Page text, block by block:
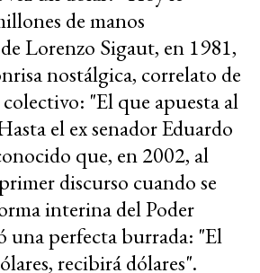
de manos
Lorenzo Sigaut, en 1981,
nostálgica, correlato de
"El que apuesta al
el ex senador Eduardo
que, en 2002, al
discurso cuando se
interina del Poder
una perfecta burrada: "El
recibirá dólares".